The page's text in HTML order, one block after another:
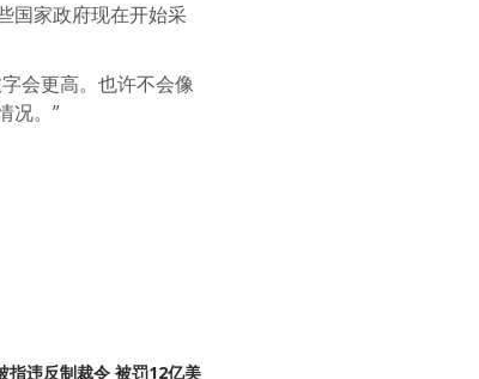
国家政府现在开始采
会更高。也许不会像
况。”
指违反制裁令 被罚12亿美